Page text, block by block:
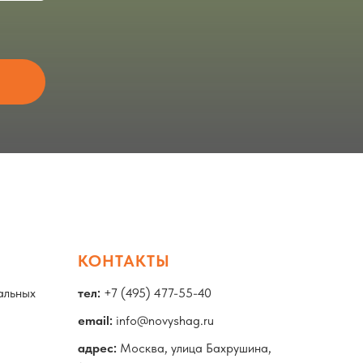
КОНТАКТЫ
тел: +7 (495) 477-55-40
email: info@novyshag.ru
адрес: Москва, улица Бахрушина,